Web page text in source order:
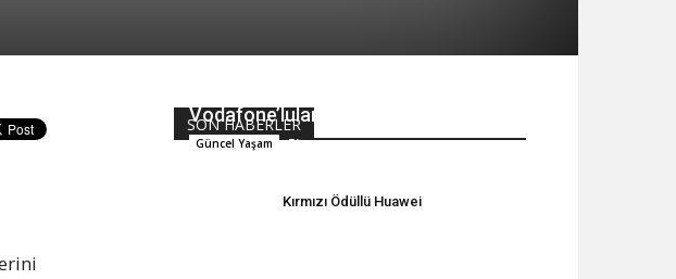
SON HABERLER
Vodafone’lulara Özel Avantajlar
Güncel Yaşam Bipago
Kırmızı Ödüllü Huawei